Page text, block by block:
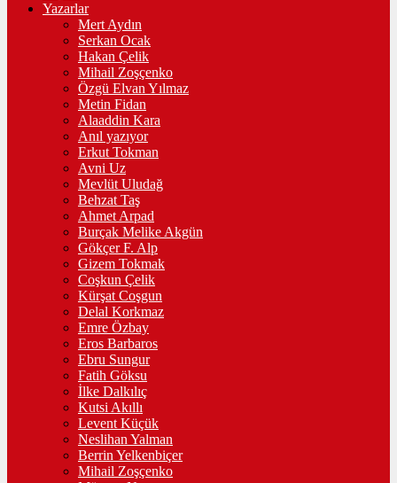
Yazarlar
Mert Aydın
Serkan Ocak
Hakan Çelik
Mihail Zoşçenko
Özgü Elvan Yılmaz
Metin Fidan
Alaaddin Kara
Anıl yazıyor
Erkut Tokman
Avni Uz
Mevlüt Uludağ
Behzat Taş
Ahmet Arpad
Burçak Melike Akgün
Gökçer F. Alp
Gizem Tokmak
Coşkun Çelik
Kürşat Coşgun
Delal Korkmaz
Emre Özbay
Eros Barbaros
Ebru Sungur
Fatih Göksu
İlke Dalkılıç
Kutsi Akıllı
Levent Küçük
Neslihan Yalman
Berrin Yelkenbiçer
Mihail Zoşçenko